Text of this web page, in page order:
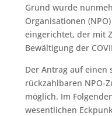
Grund wurde
Organisationen
eingerichtet, der mit
Bewältigung der
Der Antrag auf einen
rückzahlbaren NPO-
möglich. Im
wesentlichen